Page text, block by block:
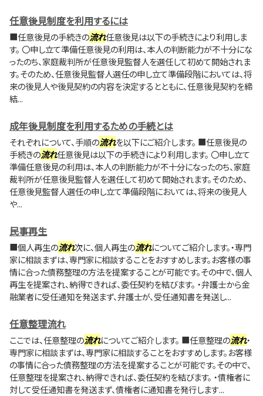
任意後見制度を利用するには
■任意後見の手続きの流れ任意後見は以下の手続きにより利用しま
す。 〇申し立て準備任意後見の利用は、本人の判断能力が不十分にな
ったのち、家庭裁判所が任意後見監督人を選任して初めて開始されま
す。そのため、任意後見監督人選任の申し立て準備段階においては、将
来の後見人や後見契約の内容を決定するとともに、任意後見契約を締
結...
成年後見制度を利用するための手続とは
それぞれについて、手順の流れを以下にご紹介します。 ■任意後見の
手続きの流れ任意後見は以下の手続きにより利用します。 〇申し立て
準備任意後見の利用は、本人の判断能力が不十分になったのち、家庭
裁判所が任意後見監督人を選任して初めて開始されます。そのため、
任意後見監督人選任の申し立て準備段階においては、将来の後見人
や...
民事再生
■個人再生の流れ次に、個人再生の流れについてご紹介します。・専門
家に相談まずは、専門家に相談することをおすすめします。お客様の事
情に合った債務整理の方法を提案することが可能です。その中で、個人
再生を提案され、納得できれば、委任契約を結びます。 ・弁護士から金
融業者に受任通知を発送まず、弁護士が、受任通知書を発送し...
任意整理流れ
ここでは、任意整理の流れについてご紹介します。 ■任意整理の流れ・
専門家に相談まずは、専門家に相談することをおすすめします。お客様
の事情に合った債務整理の方法を提案することが可能です。その中で、
任意整理を提案され、納得できれば、委任契約を結びます。 ・債権者に
対して受任通知書を発送まず、債権者に通知書を発行します...